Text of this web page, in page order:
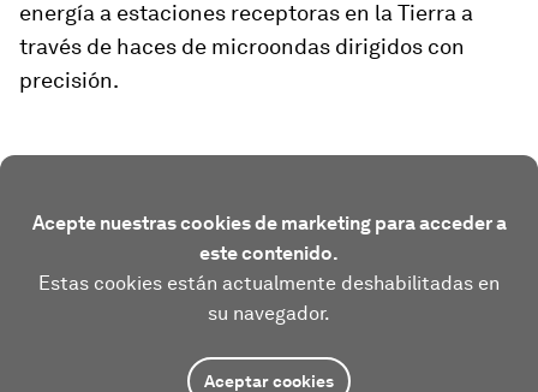
energía a estaciones receptoras en la Tierra a
través de haces de microondas dirigidos con
precisión.
Acepte nuestras cookies de marketing para acceder a
este contenido.
Estas cookies están actualmente deshabilitadas en
su navegador.
Aceptar cookies